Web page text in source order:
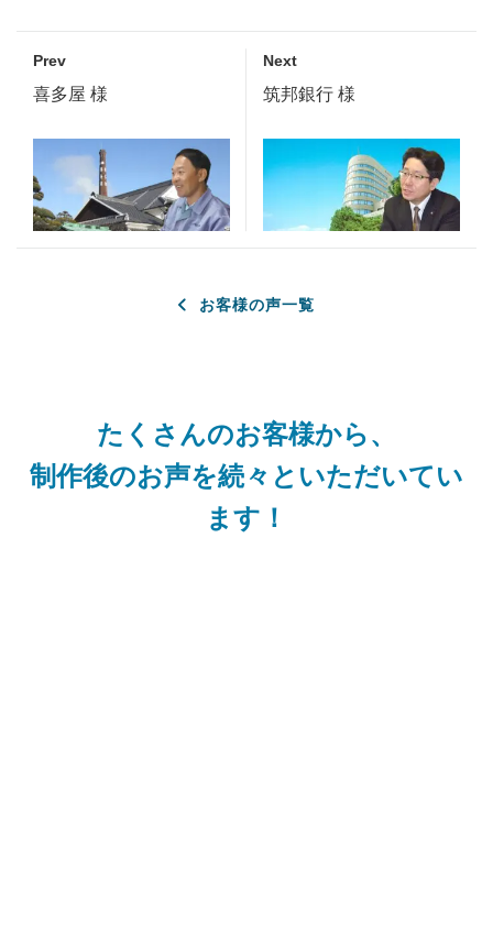
Prev
喜多屋 様
Next
筑邦銀行 様
お客様の声一覧
たくさんのお客様から、
制作後のお声を続々といただいてい
ます！